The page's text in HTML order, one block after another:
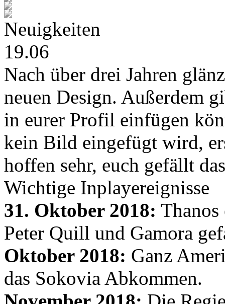
Neuigkeiten
19.06
Nach über drei Jahren
neuen Design. Außerdem
in eurer Profil einfügen
kein Bild eingefügt wird,
hoffen sehr, euch gefällt
Wichtige Inplayereignisse
31. Oktober 2018:
Peter Quill und Gamora
Oktober 2018: Ganz
das Sokovia Abkommen.